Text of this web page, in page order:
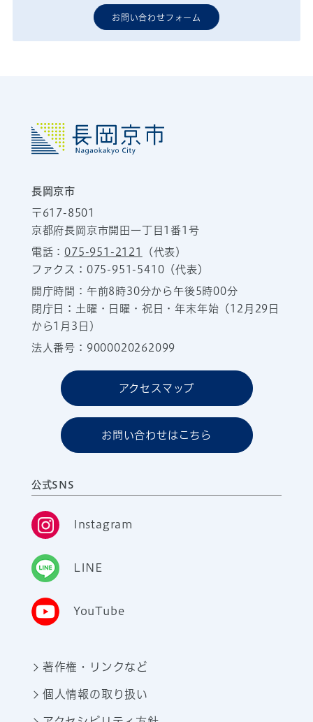
お問い合わせフォーム
長岡京市
〒617-8501
京都府長岡京市開田一丁目1番1号
電話：075-951-2121
（代表）
ファクス：075-951-5410（代表）
開庁時間：午前8時30分から午後5時00分
閉庁日：土曜・日曜・祝日・年末年始（12月29日
から1月3日）
法人番号：9000020262099
アクセスマップ
お問い合わせはこちら
公式SNS
Instagram
LINE
YouTube
著作権・リンクなど
個人情報の取り扱い